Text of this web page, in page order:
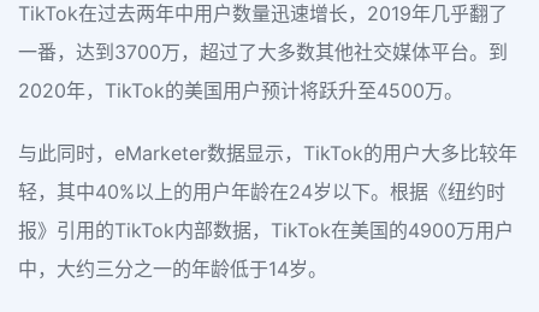
TikTok在过去两年中用户数量迅速增长，2019年几乎翻了
一番，达到3700万，超过了大多数其他社交媒体平台。到
2020年，TikTok的美国用户预计将跃升至4500万。
与此同时，eMarketer数据显示，TikTok的用户大多比较年
轻，其中40%以上的用户年龄在24岁以下。根据《纽约时
报》引用的TikTok内部数据，TikTok在美国的4900万用户
中，大约三分之一的年龄低于14岁。